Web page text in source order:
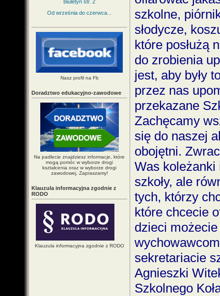
Biuletyn str. 2
Od września do czerwca...
Nasz profil na Fb
Doradztwo edukacyjno-zawodowe
Na padlecie znajdziesz informacje, które
mogą pomóc w wyborze drogi
kształcenia oraz w wyborze drogi
zawodowej. Zapraszamy!
Klauzula informacyjna zgodnie z
RODO
Klauzula informacyjna zgodnie z RODO
szkolne,
słodycze,
które posłużą
do zrobienia
jest, aby były
przez nas
przekazane
Zachęcamy
się do naszej
obojętni.
Was
szkoły, ale
tych, którzy
które chcecie
dzieci
sekretariacie
Agnieszki
Szkolnego